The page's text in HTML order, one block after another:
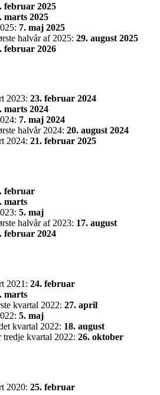
februar 2025
marts 2025
7. maj 2025
halvår af 2025: 29. august 2025
februar 2026
2023: 23. februar 2024
marts 2024
7. maj 2024
halvår 2024: 20. august 2024
2024: 21. februar 2025
februar
marts
5. maj
halvår af 2023: 17. august
februar 2024
2021: 24. februar
marts
kvartal 2022: 27. april
5. maj
kvartal 2022: 18. august
kvartal 2022: 26. oktober
2020: 25. februar